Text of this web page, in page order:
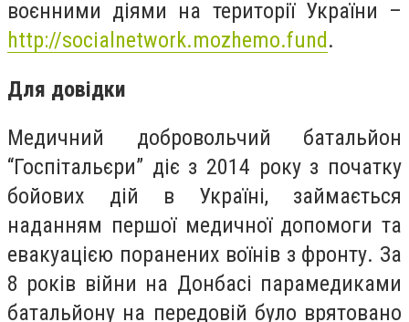
воєнними діями на території України –
http://socialnetwork.mozhemo.fund.
Для довідки
Медичний добровольчий батальйон
“Госпітальєри” діє з 2014 року з початку
бойових дій в Україні, займається
наданням першої медичної допомоги та
евакуацією поранених воїнів з фронту. За
8 років війни на Донбасі парамедиками
батальйону на передовій було врятовано